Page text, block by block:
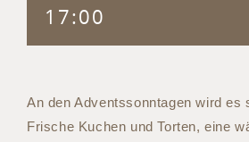
17:00
An den Adventssonntagen wird es
Frische Kuchen und Torten, eine